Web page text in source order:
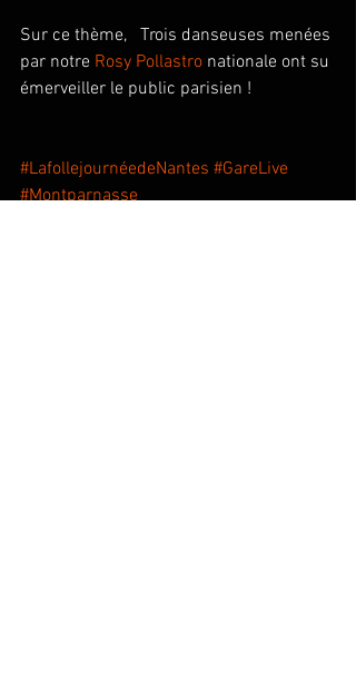
Sur ce thème,   Trois danseuses menées
par notre Rosy Pollastro nationale ont su
émerveiller le public parisien !
#LafollejournéedeNantes #GareLive
#Montparnasse